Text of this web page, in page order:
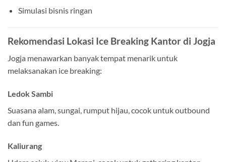
Simulasi bisnis ringan
Rekomendasi Lokasi Ice Breaking Kantor di Jogja
Jogja menawarkan banyak tempat menarik untuk
melaksanakan ice breaking:
Ledok Sambi
Suasana alam, sungai, rumput hijau, cocok untuk outbound
dan fun games.
Kaliurang